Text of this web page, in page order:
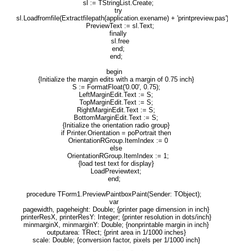
sl := TStringList.Create;
try
sl.Loadfromfile(Extractfilepath(application.exename) +
PreviewText := sl.Text;
finally
sl.free
end;
end;
begin
{Initialize the margin edits with a margin of 0.75 inch}
S := FormatFloat('0.00', 0.75);
LeftMarginEdit.Text := S;
TopMarginEdit.Text := S;
RightMarginEdit.Text := S;
BottomMarginEdit.Text := S;
{Initialize the orientation radio group}
if Printer.Orientation = poPortrait then
OrientationRGroup.ItemIndex := 0
else
OrientationRGroup.ItemIndex := 1;
{load test text for display}
LoadPreviewtext;
end;
procedure TForm1.PreviewPaintboxPaint(Sender: TObject);
var
pagewidth, pageheight: Double; {printer page dimension in inch}
printerResX, printerResY: Integer; {printer resolution in dots/inch}
minmarginX, minmarginY: Double; {nonprintable margin in inch}
outputarea: TRect; {print area in 1/1000 inches}
scale: Double; {conversion factor, pixels per 1/1000 inch}